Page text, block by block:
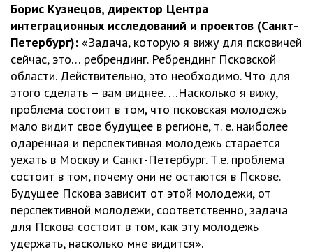
Борис Кузнецов, директор Центра
интеграционных исследований и проектов (Санкт-
Петербург): «Задача, которую я вижу для псковичей
сейчас, это… ребрендинг. Ребрендинг Псковской
области. Действительно, это необходимо. Что для
этого сделать – вам виднее. …Насколько я вижу,
проблема состоит в том, что псковская молодежь
мало видит свое будущее в регионе, т. е. наиболее
одаренная и перспективная молодежь старается
уехать в Москву и Санкт-Петербург. Т.е. проблема
состоит в том, почему они не остаются в Пскове.
Будущее Пскова зависит от этой молодежи, от
перспективной молодежи, соответственно, задача
для Пскова состоит в том, как эту молодежь
удержать, насколько мне видится».